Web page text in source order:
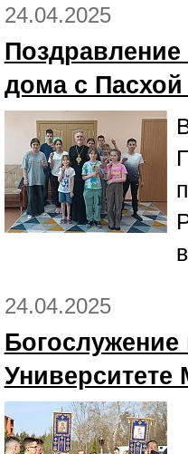
24.04.2025
Поздравление
дома с
24.04.2025